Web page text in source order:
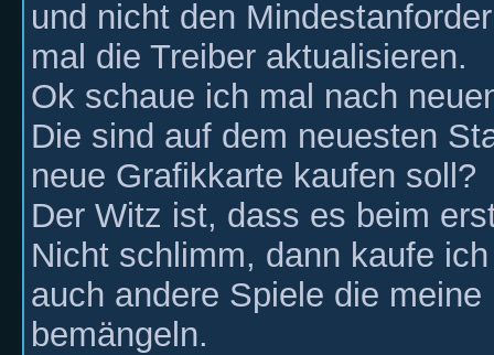
und nicht den
mal die Treiber aktualisieren.
Ok schaue ich mal nach
Die sind auf dem neuesten
neue Grafikkarte kaufen soll?
Der Witz ist, dass es beim
Nicht schlimm, dann kaufe
auch andere Spiele die
bemängeln.